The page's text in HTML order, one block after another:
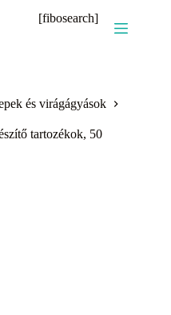
[fibosearch]
és virágágyások
tartozékok, 50